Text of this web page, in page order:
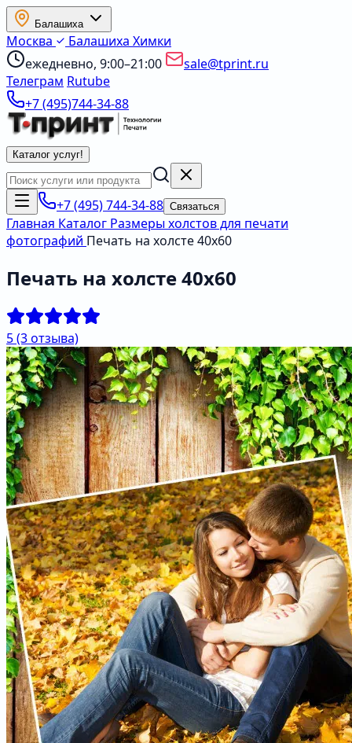
Балашиха
Москва Балашиха Химки
ежедневно, 9:00–21:00
sale@tprint.ru
Телеграм Rutube
+7 (495)744-34-88
Каталог услуг!
+7 (495) 744-34-88 Связаться
Главная Каталог Размеры холстов для печати
фотографий Печать на холсте 40х60
Печать на холсте 40х60
5(3 отзыва)